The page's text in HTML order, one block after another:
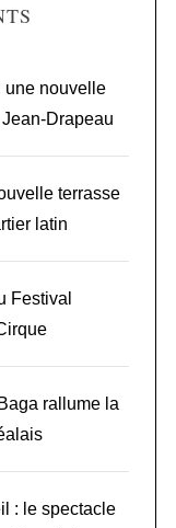
une nouvelle
Drapeau
terrasse
latin
Festival
rallume la
: le spectacle